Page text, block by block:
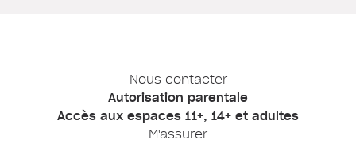
Nous contacter
Autorisation parentale
Accès aux espaces 11+, 14+ et adultes
M'assurer